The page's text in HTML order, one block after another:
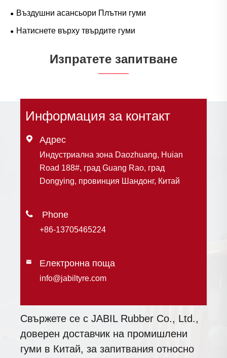
Въздушни асансьори Плътни гуми
Натиснете върху твърдите гуми
Изпратете запитване
Информация за контакт
 Адрес
Индустриална зона Daozhuang, Huian
Road 188#, град Guang Rao, град
Dongying, провинция Шандонг, Китай

+86-13705465224
 Електронна поща
info@jabiltyre.com
Свържете се с JABIL Rubber Co., Ltd.,
доверен доставчик на промишлени
гуми в Китай, за запитвания относно